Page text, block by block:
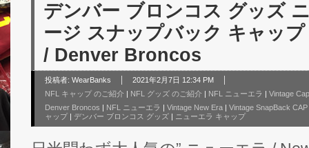
デンバー ブロンコス グッズ
ージ スナップバック キャッ
/ Denver Broncos
投稿者: WearBanks
2021年2月7日 12:34 PM
NFL キャップ のご紹介 | NFL グッズ のご紹介 | NFL ニューエラ | Vintage Cap
Denver Broncos | NFL ニューエラ | Vintage New Era | Vintage SnapBack CAP
ャップ | デンバー ブロンコス グッズ | ニューエラ キャップ